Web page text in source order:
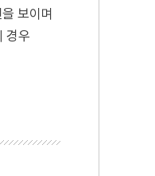
보이며
경우